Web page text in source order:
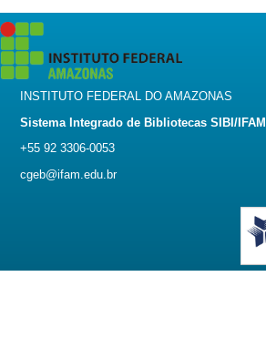
INSTITUTO FEDERAL DO AMAZONAS
Sistema Integrado de Bibliotecas SIBI/IFAM
+55 92 3306-0053
cgeb@ifam.edu.br